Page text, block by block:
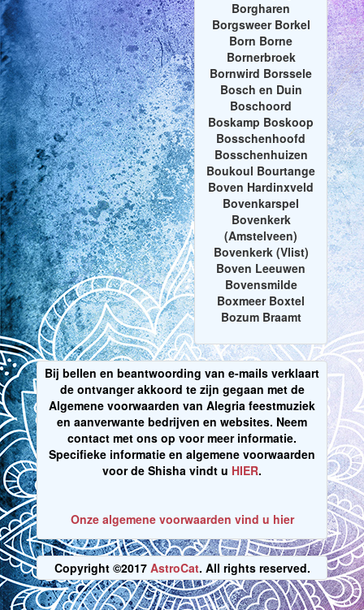
Borgharen
Borgsweer Borkel
Born Borne
Bornerbroek
Bornwird Borssele
Bosch en Duin
Boschoord
Boskamp Boskoop
Bosschenhoofd
Bosschenhuizen
Boukoul Bourtange
Boven Hardinxveld
Bovenkarspel
Bovenkerk
(Amstelveen)
Bovenkerk (Vlist)
Boven Leeuwen
Bovensmilde
Boxmeer Boxtel
Bozum Braamt
Bij bellen en beantwoording van e-mails verklaart
de ontvanger akkoord te zijn gegaan met de
Algemene voorwaarden van Alegria feestmuziek
en aanverwante bedrijven en websites. Neem
contact met ons op voor meer informatie.
Specifieke informatie en algemene voorwaarden
voor de Shisha vindt u HIER.
Onze algemene voorwaarden vind u hier
Copyright ©2017 AstroCat. All rights reserved.